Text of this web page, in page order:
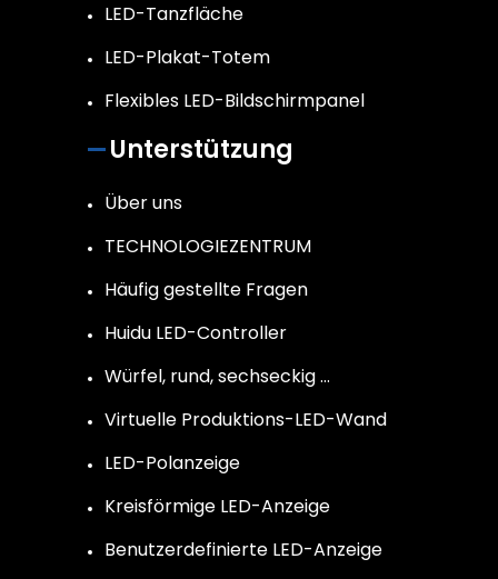
LED-Tanzfläche
LED-Plakat-Totem
Flexibles LED-Bildschirmpanel
Unterstützung
Über uns
TECHNOLOGIEZENTRUM
Häufig gestellte Fragen
Huidu LED-Controller
Würfel, rund, sechseckig …
Virtuelle Produktions-LED-Wand
LED-Polanzeige
Kreisförmige LED-Anzeige
Benutzerdefinierte LED-Anzeige